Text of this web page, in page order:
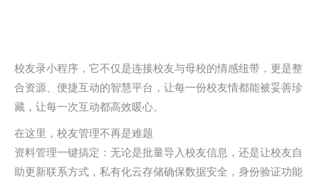
校友录小程序，它不仅是连接校友与母校的情感纽带，更是整
合资源、便捷互动的智慧平台，让每一份校友情都能被妥善珍
藏，让每一次互动都高效暖心。
在这里，校友管理不再是难题
资料管理一键搞定：无论是批量导入校友信息，还是让校友自
助更新联系方式，私有化云存储确保数据安全，身份验证功能